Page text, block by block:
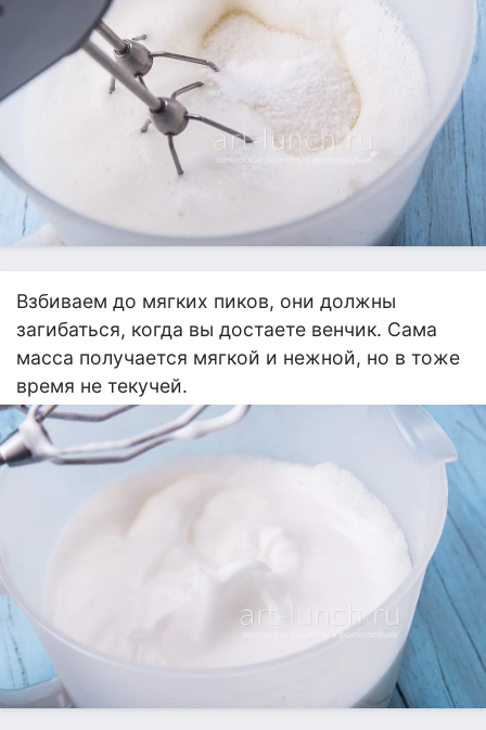
Взбиваем до мягких пиков, они должны
загибаться, когда вы достаете венчик. Сама
масса получается мягкой и нежной, но в тоже
время не текучей.